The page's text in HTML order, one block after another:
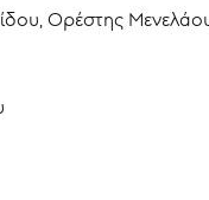
Ορέστης